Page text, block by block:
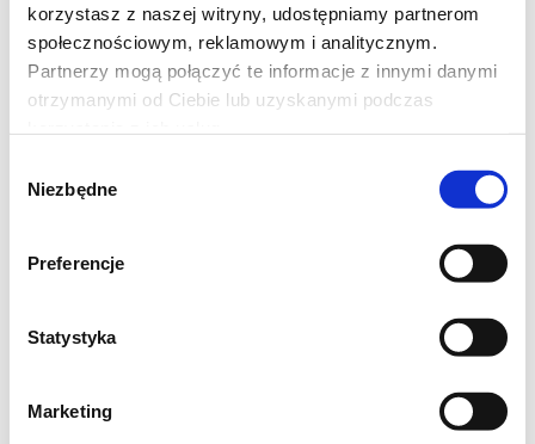
korzystasz z naszej witryny, udostępniamy partnerom
społecznościowym, reklamowym i analitycznym.
Partnerzy mogą połączyć te informacje z innymi danymi
otrzymanymi od Ciebie lub uzyskanymi podczas
zgody
Niezbędne
Preferencje
Statystyka
Marketing